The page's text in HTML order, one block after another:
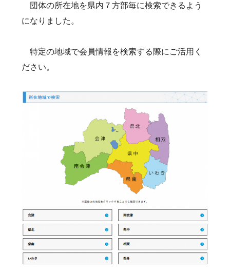
団体の所在地を県内７方部毎に検索できるよう
になりました。
特定の地域で会員情報を検索する際にご活用く
ださい。